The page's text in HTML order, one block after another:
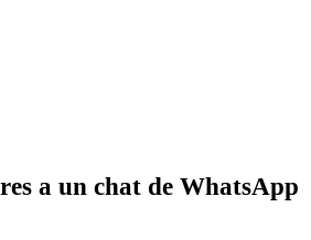
a un chat de WhatsApp